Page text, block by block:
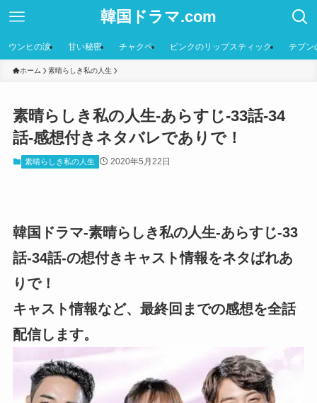
韓国ドラマ.com
ウンヒの涙 甘い秘密 チャクペ ピンクのリップスティック テプン
ホーム 素晴らしき私の人生
素晴らしき私の人生-あらすじ-33話-34
話-感想付きネタバレでありで！
素晴らしき私の人生 2020年5月22日
韓国ドラマ-素晴らしき私の人生-あらすじ-33
話-34話-の想付きキャスト情報をネタばれあ
りで！
キャスト情報など、最終回までの感想を全話
配信します。